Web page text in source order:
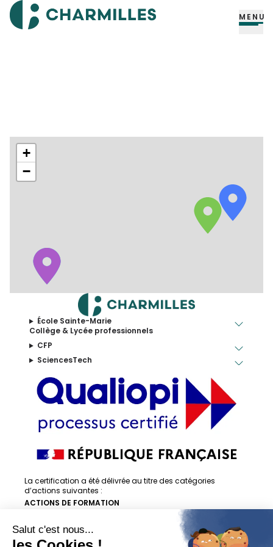
MENU
+
−
École Sainte-Marie
Collège & Lycée professionnels
CFP
SciencesTech
La certification a été délivrée au titre des catégories
d’actions suivantes :
ACTIONS DE FORMATION
ACTIONS DE FORMATION PAR APPRENTISSAGE
En savoir + sur la certification